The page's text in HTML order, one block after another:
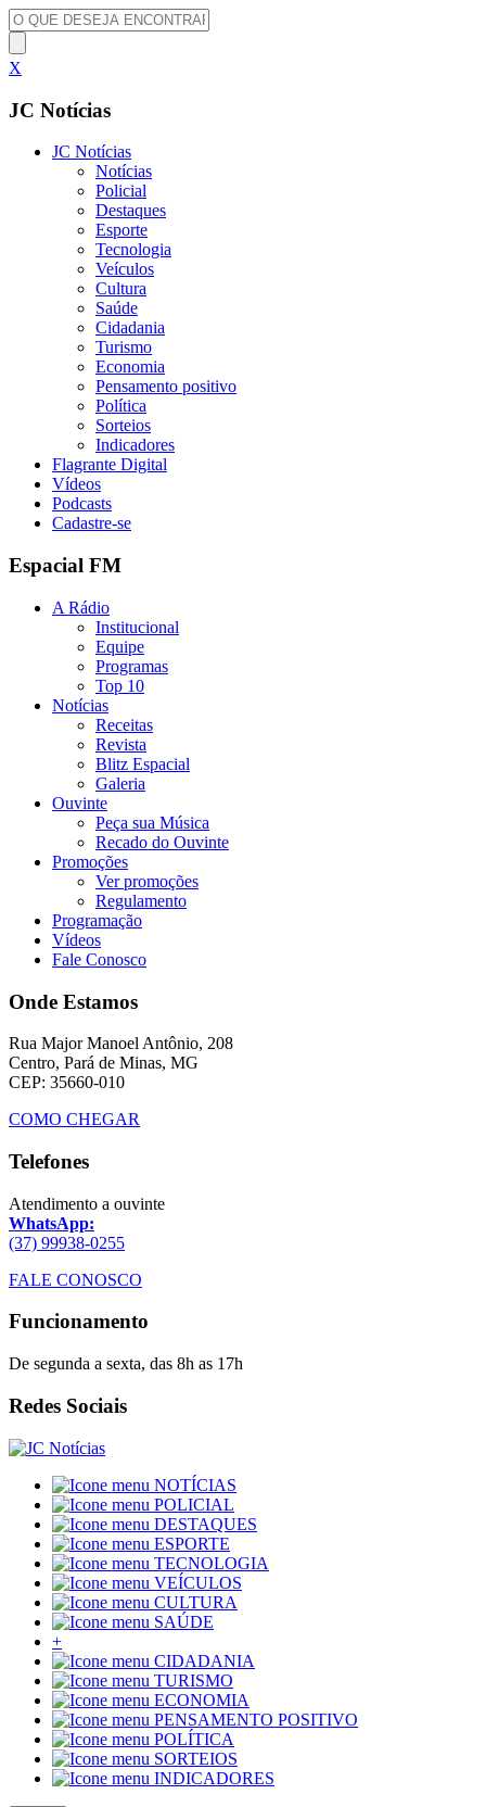
X
JC Notícias
JC Notícias
Notícias
Policial
Destaques
Esporte
Tecnologia
Veículos
Cultura
Saúde
Cidadania
Turismo
Economia
Pensamento positivo
Política
Sorteios
Indicadores
Flagrante Digital
Vídeos
Podcasts
Cadastre-se
Espacial FM
A Rádio
Institucional
Equipe
Programas
Top 10
Notícias
Receitas
Revista
Blitz Espacial
Galeria
Ouvinte
Peça sua Música
Recado do Ouvinte
Promoções
Ver promoções
Regulamento
Programação
Vídeos
Fale Conosco
Onde Estamos
Rua Major Manoel Antônio, 208
Centro, Pará de Minas, MG
CEP: 35660-010
COMO CHEGAR
Telefones
Atendimento a ouvinte
WhatsApp:
(37) 99938-0255
FALE CONOSCO
Funcionamento
De segunda a sexta, das 8h as 17h
Redes Sociais
NOTÍCIAS
POLICIAL
DESTAQUES
ESPORTE
TECNOLOGIA
VEÍCULOS
CULTURA
SAÚDE
+
CIDADANIA
TURISMO
ECONOMIA
PENSAMENTO POSITIVO
POLÍTICA
SORTEIOS
INDICADORES